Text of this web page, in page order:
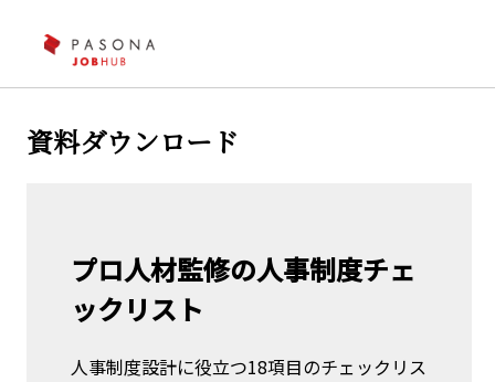
資料ダウンロード
プロ人材監修の人事制度チェ
ックリスト
人事制度設計に役立つ18項目のチェックリス